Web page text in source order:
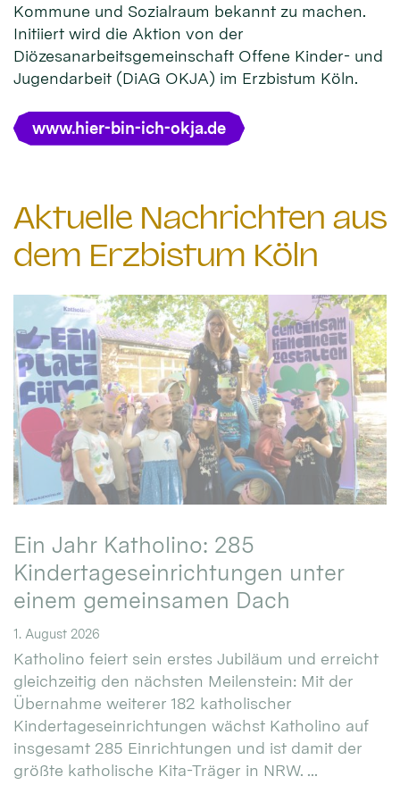
Kommune und Sozialraum bekannt zu machen.
Initiiert wird die Aktion von der
Diözesanarbeitsgemeinschaft Offene Kinder- und
Jugendarbeit (DiAG OKJA) im Erzbistum Köln.
www.hier-bin-ich-okja.de
Aktuelle Nachrichten aus
dem Erzbistum Köln
Ein Jahr Katholino: 285
Kindertageseinrichtungen unter
einem gemeinsamen Dach
1. August 2026
Katholino feiert sein erstes Jubiläum und erreicht
gleichzeitig den nächsten Meilenstein: Mit der
Übernahme weiterer 182 katholischer
Kindertageseinrichtungen wächst Katholino auf
insgesamt 285 Einrichtungen und ist damit der
größte katholische Kita-Träger in NRW. ...